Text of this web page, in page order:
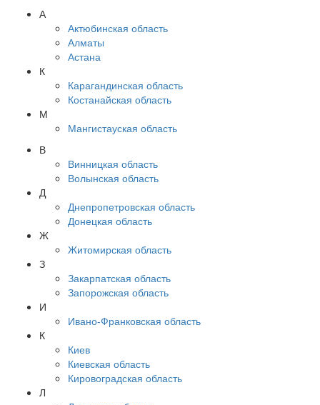
А
Актюбинская область
Алматы
Астана
К
Карагандинская область
Костанайская область
М
Мангистауская область
В
Винницкая область
Волынская область
Д
Днепропетровская область
Донецкая область
Ж
Житомирская область
З
Закарпатская область
Запорожская область
И
Ивано-Франковская область
К
Киев
Киевская область
Кировоградская область
Л